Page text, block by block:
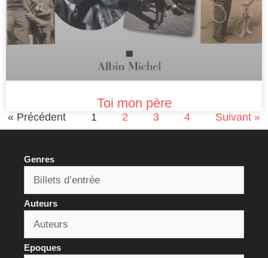
Toi mon père
« Précédent 1 2 3 4 Suivant »
Genres
Auteurs
Epoques